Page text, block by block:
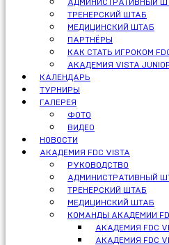
АДМИНИСТРАТИВНЫЙ
ТРЕНЕРСКИЙ ШТАБ
МЕДИЦИНСКИЙ ШТАБ
ПАРТНЁРЫ
КАК СТАТЬ ИГРОКОМ FDC
АКАДЕМИЯ VISTA
КАЛЕНДАРЬ
ТУРНИРЫ
ГАЛЕРЕЯ
ФОТО
ВИДЕО
НОВОСТИ
АКАДЕМИЯ FDC VISTA
РУКОВОДСТВО
АДМИНИСТРАТИВНЫЙ
ТРЕНЕРСКИЙ ШТАБ
МЕДИЦИНСКИЙ ШТАБ
КОМАНДЫ АКАДЕМИИ
АКАДЕМИЯ FDC
АКАДЕМИЯ FDC